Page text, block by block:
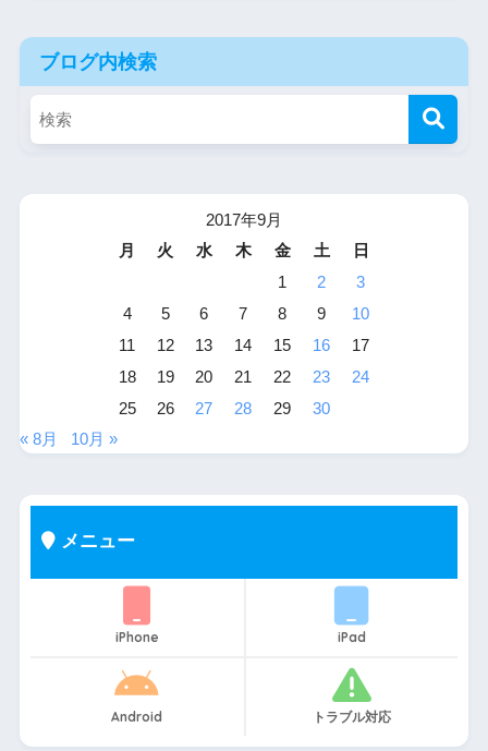
ブログ内検索
2017年9月
月
火 水 木 金 土
日
1
2
3
4
5 6 7 8 9
10
11
12 13 14 15 16
17
18
19 20 21 22 23
24
25
26 27 28 29
30
« 8月
10月 »
メニュー
iPhone iPad
Android トラブル対応